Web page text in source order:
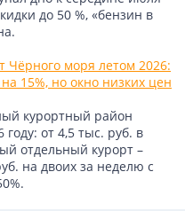
до 50 %, «бензин в
моря летом 2026:
15%, но окно низких цен
курортный район
от 4,5 тыс. руб. в
отдельный курорт –
на двоих за неделю с